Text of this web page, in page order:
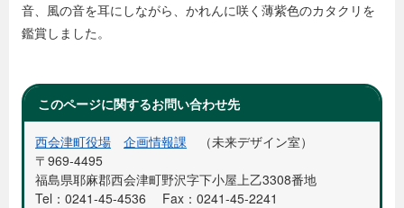
音、風の音を耳にしながら、かれんに咲く薄紫色のカタクリを
鑑賞しました。
このページに関するお問い合わせ先
西会津町役場 企画情報課
未来デザイン室
〒969-4495
福島県耶麻郡西会津町野沢字下小屋上乙3308番地
Tel：0241-45-4536
Fax：0241-45-2241